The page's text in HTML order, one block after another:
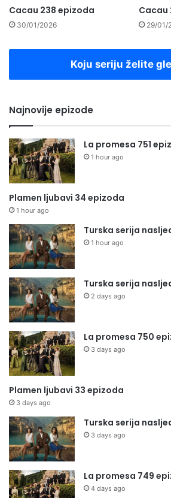
Cacau 238 epizoda
30/01/2026
Cacau
29/01/
Koju seriju želite
Najnovije epizode
La promesa 751
1 hour ago
Plamen ljubavi 34 epizoda
1 hour ago
Turska serija
1 hour ago
Turska serija
2 days ago
La promesa 750
3 days ago
Plamen ljubavi 33 epizoda
3 days ago
Turska serija
3 days ago
La promesa 749
4 days ago